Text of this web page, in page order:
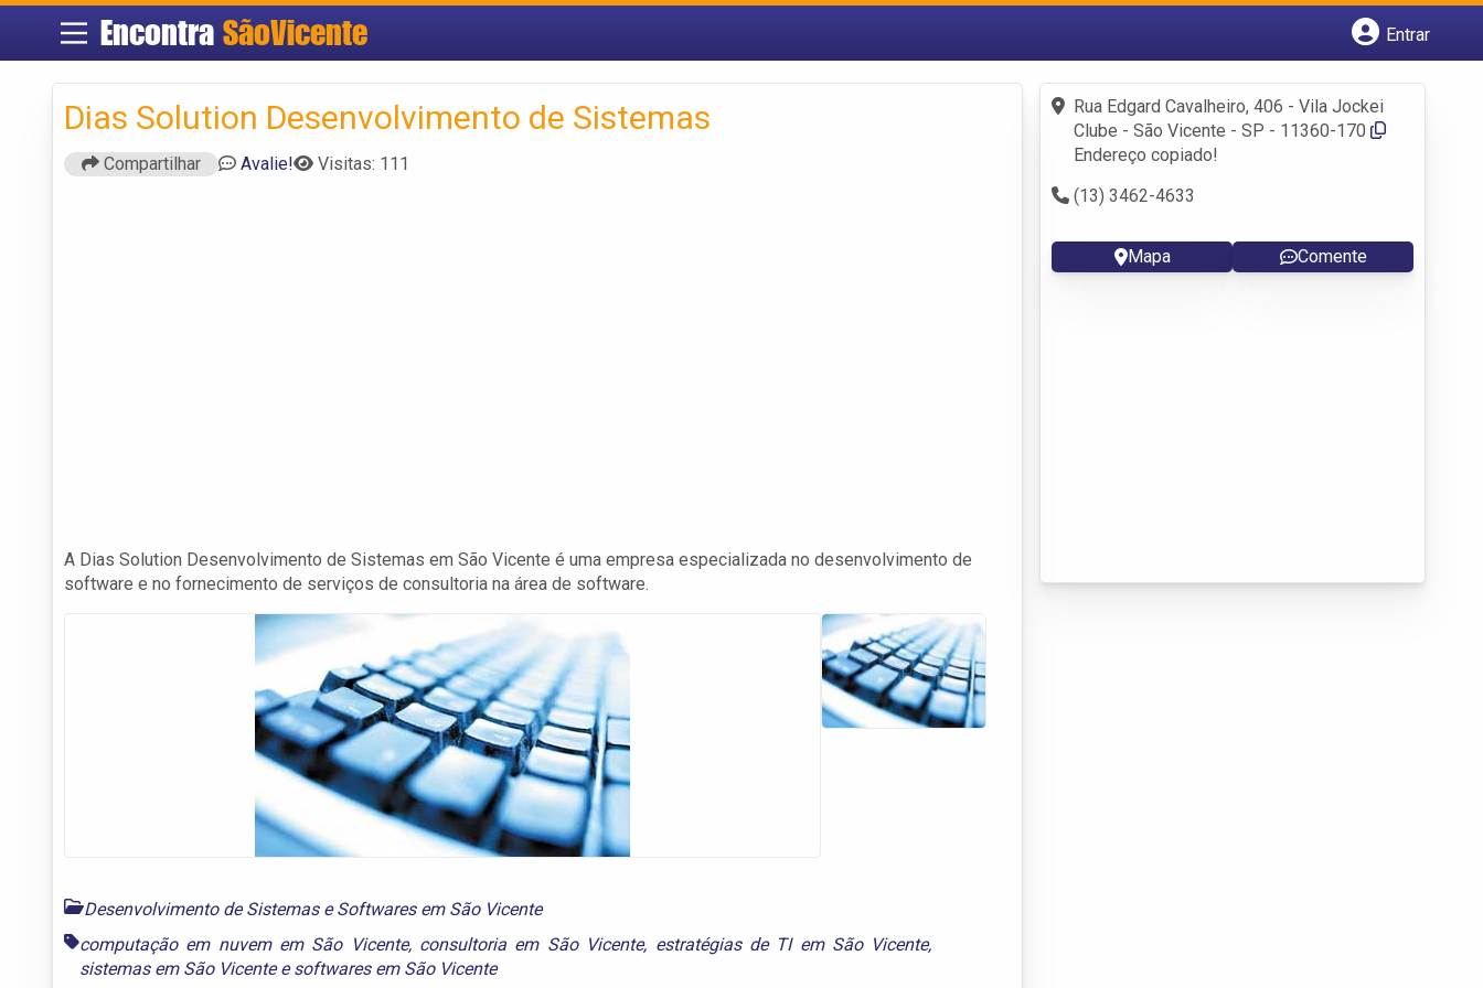
Encontra SãoVicente
Entrar
Fazer login
Criar conta
Dias Solution Desenvolvimento de Sistemas
Compartilhar Avalie! Visitas: 111
A Dias Solution Desenvolvimento de Sistemas em São Vicente é uma empresa especializada no desenvolvimento de
software e no fornecimento de serviços de consultoria na área de software.
Desenvolvimento de Sistemas e Softwares em São Vicente
computação em nuvem em São Vicente, consultoria em São Vicente, estratégias de TI em São Vicente,
sistemas em São Vicenteesoftwares em São Vicente
Rua Edgard Cavalheiro, 406 - Vila Jockei
Clube - São Vicente - SP - 11360-170
Endereço copiado!
(13) 3462-4633
Mapa Comente